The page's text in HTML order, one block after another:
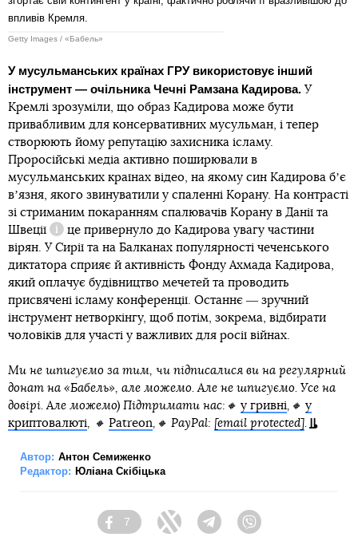
впливів Кремля.
Getty Images / «Бабель»
У мусульманських країнах ГРУ використовує інший
інструмент — очільника Чечні Рамзана Кадирова. У
Кремлі зрозуміли, що образ Кадирова може бути
привабливим для консервативних мусульман, і тепер
створюють йому репутацію захисника ісламу.
Проросійські медіа активно поширювали в
мусульманських країнах відео, на якому син Кадирова бʼє
вʼязня, якого звинуватили у спаленні Корану. На контрасті
зі стриманим покаранням спалювачів Корану в Данії та
Швеції
Довідка
це привернуло до Кадирова увагу частини
вірян. У Сирії та на Балканах популярності чеченського
диктатора сприяє й активність Фонду Ахмада Кадирова,
який оплачує будівництво мечетей та проводить
присвячені ісламу конференції. Останнє ― зручний
інструмент нетворкінгу, щоб потім, зокрема, відбирати
чоловіків для участі у важливих для росії війнах.
Ми не шпигуємо за тим, чи підписалися ви на регулярний
донат на «Бабель», але можемо. Але не шпигуємо. Усе на
довірі. Але можемо) Підтримати нас:🔸 у гривні ,🔸 у
криптовалюті , 🔸 Patreon ,🔸 PayPal: [email protected]
Автор: Антон Семиженко
Редактор: Юліана Скібіцька
Facebook
7
Twitter TelegramViber